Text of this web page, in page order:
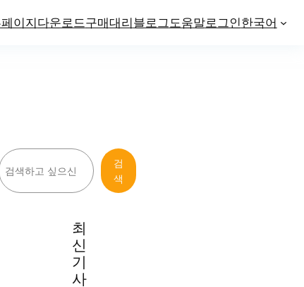
이지다운로드구매대리블로그 도움말로그인한국어
검
검
색
최
신
기
사